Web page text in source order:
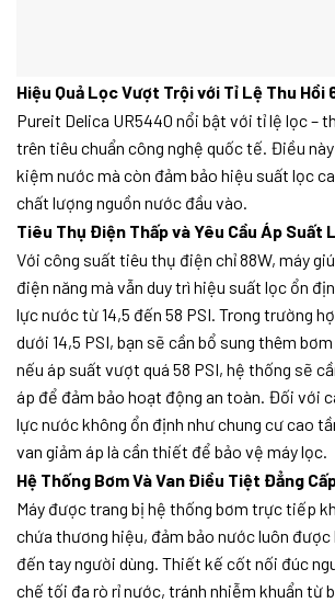
Hiệu Quả Lọc Vượt Trội với Tỉ Lệ Thu Hồi
Pureit Delica UR5440 nổi bật với tỉ lệ lọc –
trên tiêu chuẩn công nghệ quốc tế. Điều
kiệm nước mà còn đảm bảo hiệu suất lọc
chất lượng nguồn nước đầu vào.
Tiêu Thụ Điện Thấp và Yêu Cầu Áp Suất
Với công suất tiêu thụ điện chỉ 88W, máy
điện năng mà vẫn duy trì hiệu suất lọc ổn
lực nước từ 14,5 đến 58 PSI. Trong trường
dưới 14,5 PSI, bạn sẽ cần bổ sung thêm
nếu áp suất vượt quá 58 PSI, hệ thống sẽ
áp để đảm bảo hoạt động an toàn. Đối với
lực nước không ổn định như chung cư cao
van giảm áp là cần thiết để bảo vệ máy lọc.
Hệ Thống Bơm Và Van Điều Tiệt Đẳng
Máy được trang bị hệ thống bơm trực tiếp
chứa thương hiệu, đảm bảo nước luôn
đến tay người dùng. Thiết kế cốt nối đúc
chế tối đa rò rỉ nước, tránh nhiễm khuẩn từ